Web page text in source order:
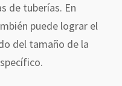
de tuberías. En
puede lograr el
del tamaño de la